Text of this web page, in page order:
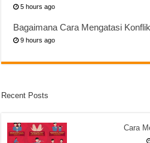
5 hours ago
Bagaimana Cara Mengatasi
9 hours ago
Recent Posts
Cara